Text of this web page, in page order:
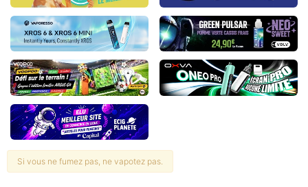
Si vous ne fumez pas, ne vapotez pas.